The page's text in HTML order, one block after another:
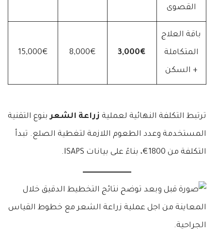
القصوى
باقة العلاج
المتكاملة
+ السكن
3,000€
8,000€
15,000€
ترتبط التكلفة النهائية لعملية زراعة الشعربنوع التقنية
المستخدمة وعدد الطعوم اللازمة لتغطية الصلع. تبدأ
التكلفة من 1800€، بناءً على بيانات ISAPS.